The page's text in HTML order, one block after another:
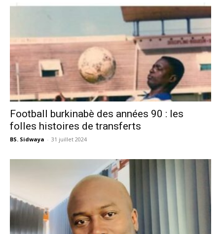
Football burkinabè des années 90 : les
folles histoires de transferts
BS. Sidwaya - 31 juillet 2024